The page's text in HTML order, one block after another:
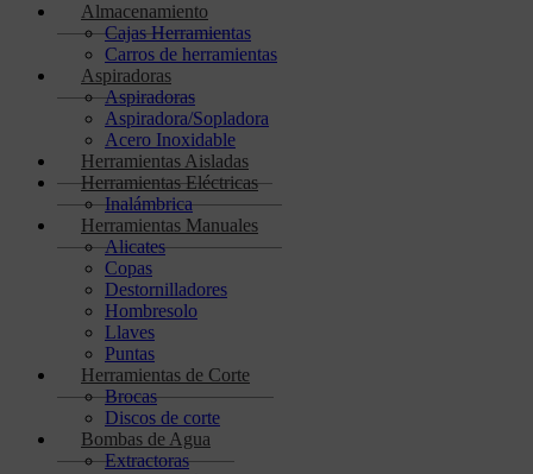
Almacenamiento
Cajas Herramientas
Carros de herramientas
Aspiradoras
Aspiradoras
Aspiradora/Sopladora
Acero Inoxidable
Herramientas Aisladas
Herramientas Eléctricas
Inalámbrica
Herramientas Manuales
Alicates
Copas
Destornilladores
Hombresolo
Llaves
Puntas
Herramientas de Corte
Brocas
Discos de corte
Bombas de Agua
Extractoras